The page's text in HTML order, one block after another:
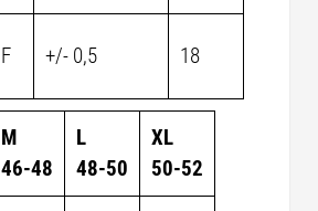
F +/- 0,5 18
M
46-48
L
48-50
XL
50-52